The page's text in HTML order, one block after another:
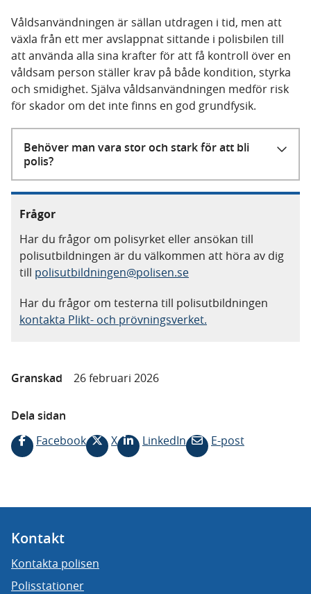
Våldsanvändningen är sällan utdragen i tid, men att
växla från ett mer avslappnat sittande i polisbilen till
att använda alla sina krafter för att få kontroll över en
våldsam person ställer krav på både kondition, styrka
och smidighet. Själva våldsanvändningen medför risk
för skador om det inte finns en god grundfysik.
Behöver man vara stor och stark för att bli
polis?
Frågor
Har du frågor om polisyrket eller ansökan till
polisutbildningen är du välkommen att höra av dig
till polisutbildningen@polisen.se
Har du frågor om testerna till polisutbildningen
kontakta Plikt- och prövningsverket.
Granskad 26 februari 2026
Dela sidan
Facebook
X LinkedIn E-post
Kontakt
Kontakta polisen
Polisstationer